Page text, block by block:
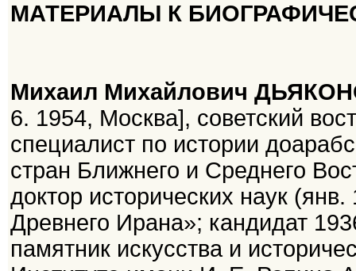
МАТЕРИАЛЫ К
Михаил Михайлович
6. 1954, Москва], советский
специалист по истории
стран Ближнего и Среднего
доктор исторических наук
Древнего Ирана»; кандидат
памятник искусства и